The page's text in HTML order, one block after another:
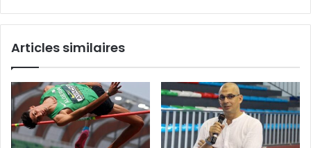
tableau
du
Articles similaires